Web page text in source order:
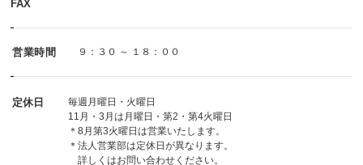
FAX
営業時間 ９：３０ ～ １８：００
定休日
毎週月曜日・火曜日
11月・3月は月曜日・第2・第4火曜日
＊8月第3火曜日は営業いたします。
＊法人営業部は定休日が異なります。
詳しくはお問い合わせください。